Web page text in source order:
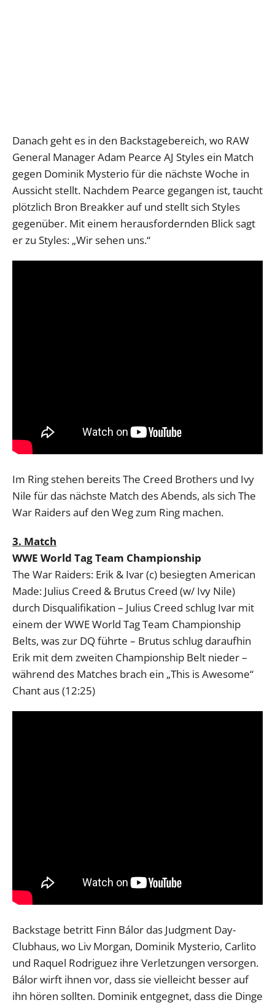
Danach geht es in den Backstagebereich, wo RAW
General Manager Adam Pearce AJ Styles ein Match
gegen Dominik Mysterio für die nächste Woche in
Aussicht stellt. Nachdem Pearce gegangen ist, taucht
plötzlich Bron Breakker auf und stellt sich Styles
gegenüber. Mit einem herausfordernden Blick sagt
er zu Styles: „Wir sehen uns.“
Im Ring stehen bereits The Creed Brothers und Ivy
Nile für das nächste Match des Abends, als sich The
War Raiders auf den Weg zum Ring machen.
3. Match
WWE World Tag Team Championship
The War Raiders: Erik & Ivar (c) besiegten American
Made: Julius Creed & Brutus Creed (w/ Ivy Nile)
durch Disqualifikation – Julius Creed schlug Ivar mit
einem der WWE World Tag Team Championship
Belts, was zur DQ führte – Brutus schlug daraufhin
Erik mit dem zweiten Championship Belt nieder –
während des Matches brach ein „This is Awesome“
Chant aus (12:25)
Backstage betritt Finn Bálor das Judgment Day-
Clubhaus, wo Liv Morgan, Dominik Mysterio, Carlito
und Raquel Rodriguez ihre Verletzungen versorgen.
Bálor wirft ihnen vor, dass sie vielleicht besser auf
ihn hören sollten. Dominik entgegnet, dass die Dinge